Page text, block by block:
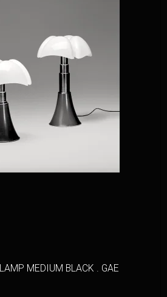
MEDIUM BLACK . GAE